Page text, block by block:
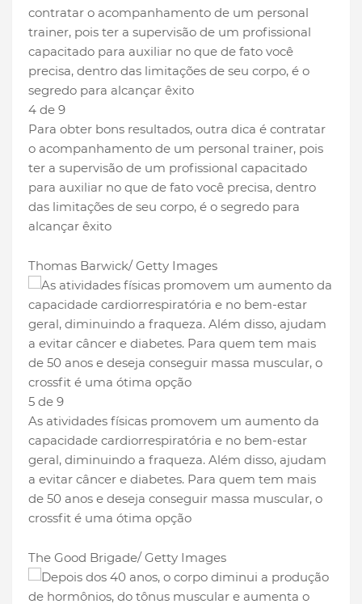
4 de 9
Para obter bons resultados, outra dica é contratar
o acompanhamento de um personal trainer, pois
ter a supervisão de um profissional capacitado
para auxiliar no que de fato você precisa, dentro
das limitações de seu corpo, é o segredo para
alcançar êxito
Thomas Barwick/ Getty Images
5 de 9
As atividades físicas promovem um aumento da
capacidade cardiorrespiratória e no bem-estar
geral, diminuindo a fraqueza. Além disso, ajudam
a evitar câncer e diabetes. Para quem tem mais
de 50 anos e deseja conseguir massa muscular, o
crossfit é uma ótima opção
The Good Brigade/ Getty Images